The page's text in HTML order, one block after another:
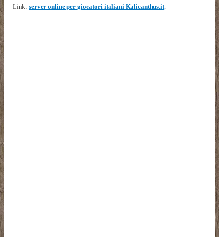
Link:server online per giocatori italiani Kalicanthus.it.